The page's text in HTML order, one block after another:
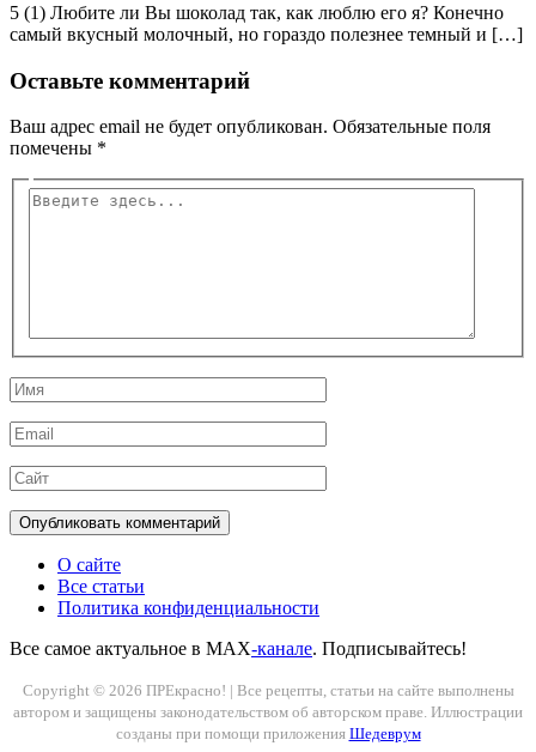
5 (1) Любите ли Вы шоколад так, как люблю его я? Конечно
самый вкусный молочный, но гораздо полезнее темный и […]
Оставьте комментарий
Ваш адрес email не будет опубликован. Обязательные поля
помечены *
Введите
Имя
Email
Сайт
О сайте
Все статьи
Политика конфиденциальности
Все самое актуальное в MAX-канале. Подписывайтесь!
Copyright © 2026 ПРЕкрасно! | Все рецепты, статьи на сайте выполнены
автором и защищены законодательством об авторском праве. Иллюстрации
созданы при помощи приложения Шедеврум